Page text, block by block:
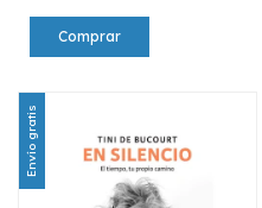
Envío gratis